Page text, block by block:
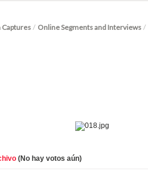
Captures / Online Segments and Interviews /
(No hay votos aún)